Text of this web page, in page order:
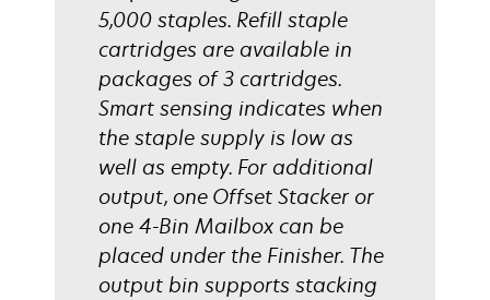
5,000 staples. Refill staple
cartridges are available in
packages of 3 cartridges.
Smart sensing indicates when
the staple supply is low as
well as empty. For additional
output, one Offset Stacker or
one 4-Bin Mailbox can be
placed under the Finisher. The
output bin supports stacking